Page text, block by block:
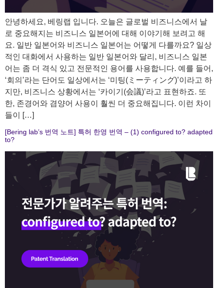
안녕하세요, 베링랩 입니다. 오늘은 글로벌 비즈니스에서 날
로 중요해지는 비즈니스 일본어에 대해 이야기해 보려고 해
요. 일반 일본어와 비즈니스 일본어는 어떻게 다를까요? 일상
적인 대화에서 사용하는 일반 일본어와 달리, 비즈니스 일본
어는 좀 더 격식 있고 전문적인 용어를 사용합니다. 예를 들어,
‘회의’라는 단어도 일상에서는 ‘미팅(ミーティング)’이라고 하
지만, 비즈니스 상황에서는 ‘카이기(会議)’라고 표현하죠. 또
한, 존경어와 겸양어 사용이 훨씬 더 중요해집니다. 이런 차이
들이 […]
[Bering lab’s 번역 노트] 특허 한영 번역 – (1) configured to? adapted
to?